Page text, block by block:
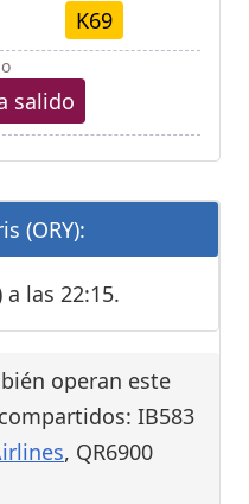
K69
salido
(ORY):
a las 22:15.
operan este
IB583
, QR6900